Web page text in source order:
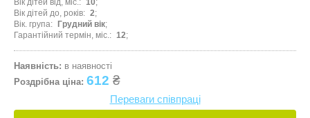
Вік дітей від, міс.
10
Вік дітей до, років
2
Вік. група
Грудний вік
Гарантійний термін, міс.
12
Наявність: в наявності
Роздрібна ціна: 612 ₴
Переваги співпраці